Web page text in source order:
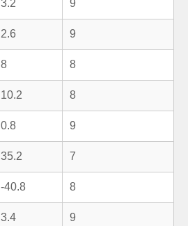
3.2 9
2.6 9
8 8
10.2 8
0.8 9
35.2 7
-40.8 8
3.4 9